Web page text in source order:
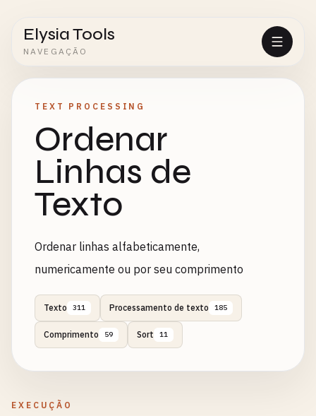
Elysia Tools
NAVEGAÇÃO
TEXT PROCESSING
Ordenar
Linhas de
Texto
Ordenar linhas alfabeticamente,
numericamente ou por seu comprimento
Texto 311 Processamento de texto 185
Comprimento 59 Sort 11
EXECUÇÃO